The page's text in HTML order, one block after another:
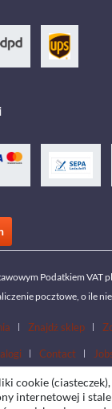
Podatkiem VAT
pocztowe, o ile
Znajdź sklep
Contact
cookie
internetowej i stale